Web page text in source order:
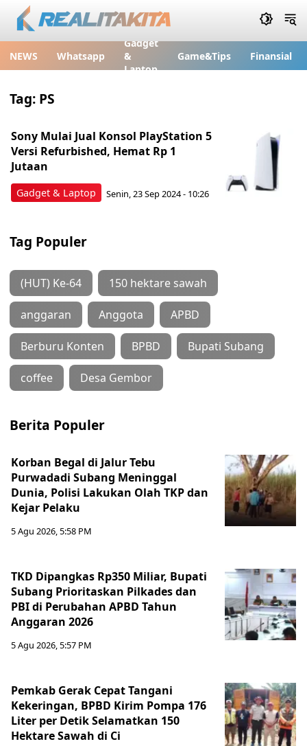
NEWS Whatsapp
Gadget
&
Laptop
Game&Tips Finansial
Tag: PS
Gadget & Laptop
Sony Mulai Jual Konsol PlayStation 5
Versi Refurbished, Hemat Rp 1
Jutaan
Senin, 23 Sep 2024 - 10:26
Tag Populer
(HUT) Ke-64 150 hektare sawah
anggaran Anggota APBD
Berburu Konten BPBD Bupati Subang
coffee Desa Gembor
Berita Populer
Korban Begal di Jalur Tebu
Purwadadi Subang Meninggal
Dunia, Polisi Lakukan Olah TKP dan
Kejar Pelaku
5 Agu 2026, 5:58 PM
TKD Dipangkas Rp350 Miliar, Bupati
Subang Prioritaskan Pilkades dan
PBI di Perubahan APBD Tahun
Anggaran 2026
5 Agu 2026, 5:57 PM
Pemkab Gerak Cepat Tangani
Kekeringan, BPBD Kirim Pompa 176
Liter per Detik Selamatkan 150
Hektare Sawah di Ci